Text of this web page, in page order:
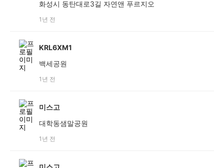
화성시 동탄대로3길 자연앤 푸르지오
1년 전
KRL6XM1
백세공원
1년 전
미스고
대학동샘말공원
1년 전